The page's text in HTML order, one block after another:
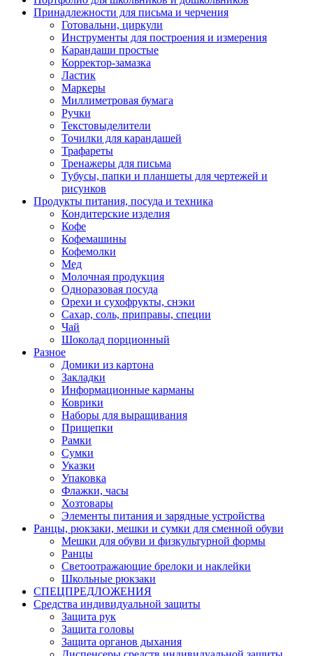
Принадлежности для письма и черчения
Готовальни, циркули
Инструменты для построения и измерения
Карандаши простые
Корректор-замазка
Ластик
Маркеры
Миллиметровая бумага
Ручки
Текстовыделители
Точилки для карандашей
Трафареты
Тренажеры для письма
Тубусы, папки и планшеты для чертежей и
рисунков
Продукты питания, посуда и техника
Кондитерские изделия
Кофе
Кофемашины
Кофемолки
Мед
Молочная продукция
Одноразовая посуда
Орехи и сухофрукты, снэки
Сахар, соль, приправы, специи
Чай
Шоколад порционный
Разное
Домики из картона
Закладки
Информационные карманы
Коврики
Наборы для выращивания
Прищепки
Рамки
Сумки
Указки
Упаковка
Флажки, часы
Хозтовары
Элементы питания и зарядные устройства
Ранцы, рюкзаки, мешки и сумки для сменной обуви
Мешки для обуви и физкультурной формы
Ранцы
Светоотражающие брелоки и наклейки
Школьные рюкзаки
СПЕЦПРЕДЛОЖЕНИЯ
Средства индивидуальной защиты
Защита рук
Защита головы
Защита органов дыхания